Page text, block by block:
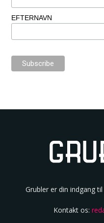
EFTERNAVN
Grubler er din indgang
Kontakt os: